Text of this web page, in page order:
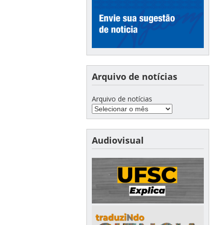
Arquivo de notícias
Arquivo de notícias
Audiovisual